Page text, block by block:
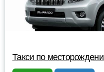
Такси по